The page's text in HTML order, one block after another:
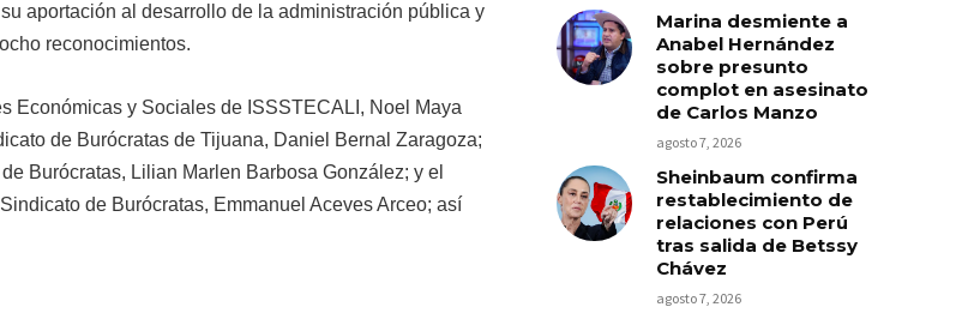
aportación al desarrollo de la administración pública y
reconocimientos.
Económicas y Sociales de ISSSTECALI, Noel Maya
de Burócratas de Tijuana, Daniel Bernal Zaragoza;
Burócratas, Lilian Marlen Barbosa González; y el
de Burócratas, Emmanuel Aceves Arceo; así
Marina desmiente a
Anabel Hernández
sobre presunto
complot en asesinato
de Carlos Manzo
agosto 7, 2026
Sheinbaum confirma
restablecimiento de
relaciones con Perú
tras salida de Betssy
Chávez
agosto 7, 2026